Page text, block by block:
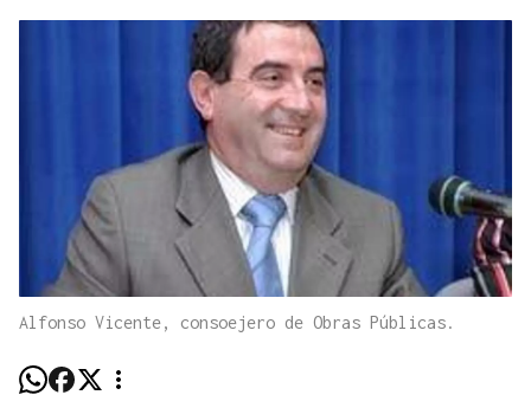
Alfonso Vicente, consoejero de Obras Públicas.